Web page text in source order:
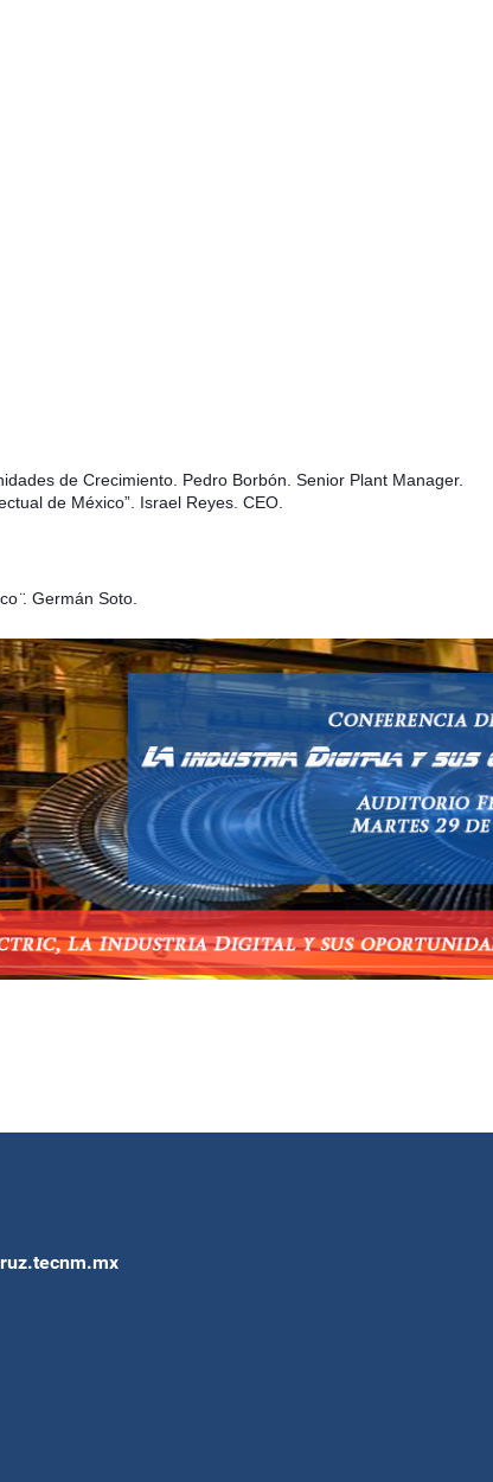
de Crecimiento. Pedro Borbón. Senior Plant Manager.
de México”. Israel Reyes. CEO.
̈. Germán Soto.